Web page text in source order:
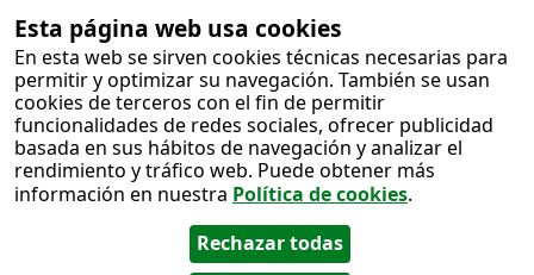
Esta página web usa cookies
En esta web se sirven cookies técnicas necesarias para
permitir y optimizar su navegación. También se usan
cookies de terceros con el fin de permitir
funcionalidades de redes sociales, ofrecer publicidad
basada en sus hábitos de navegación y analizar el
rendimiento y tráfico web. Puede obtener más
información en nuestra Política de cookies.